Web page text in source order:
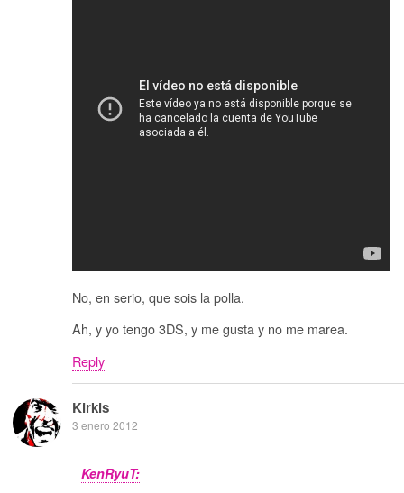
No, en serio, que sois la polla.
Ah, y yo tengo 3DS, y me gusta y no me marea.
Reply
Kirkis
3 enero 2012
KenRyuT: